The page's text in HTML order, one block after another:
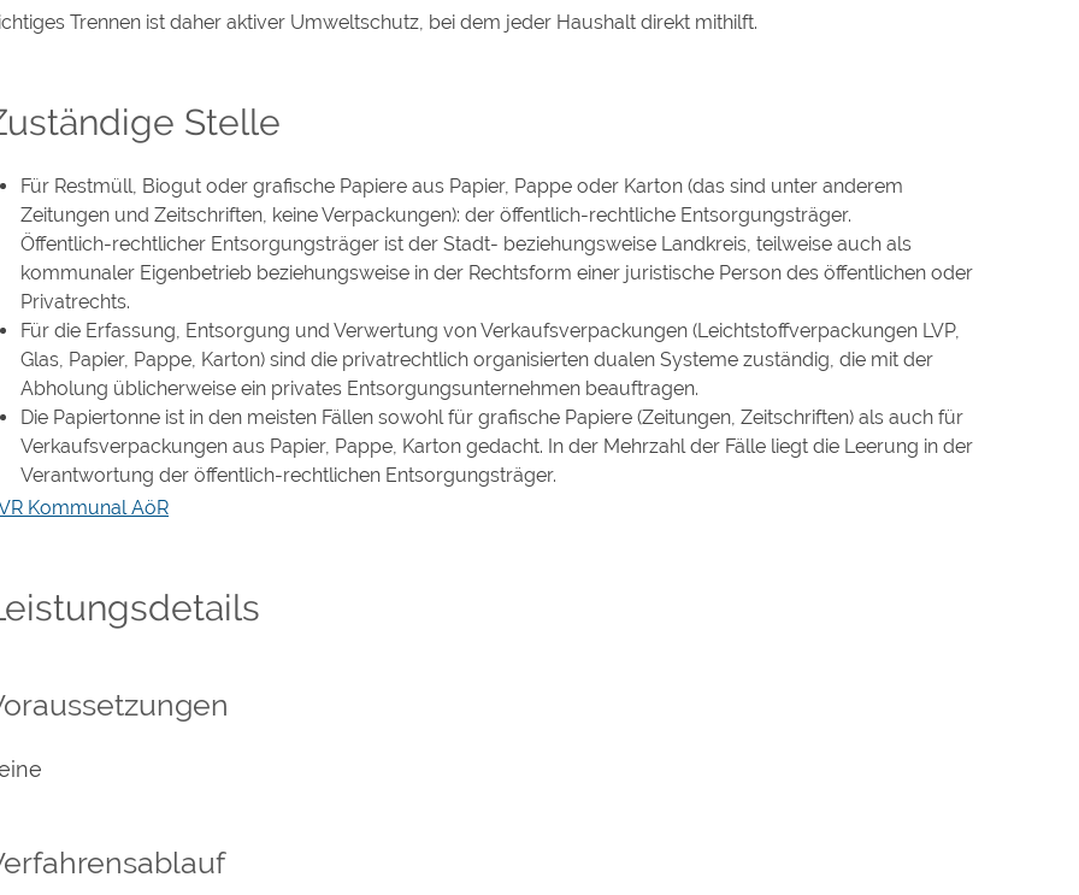
Trennen ist daher aktiver Umweltschutz, bei dem jeder Haushalt direkt mithilft.
Stelle
Für Restmüll, Biogut oder grafische Papiere aus Papier, Pappe oder Karton (das sind unter anderem
Zeitungen und Zeitschriften, keine Verpackungen): der öffentlich-rechtliche Entsorgungsträger.
Öffentlich-rechtlicher Entsorgungsträger ist der Stadt- beziehungsweise Landkreis, teilweise auch als
kommunaler Eigenbetrieb beziehungsweise in der Rechtsform einer juristische Person des öffentlichen oder
Privatrechts.
Für die Erfassung, Entsorgung und Verwertung von Verkaufsverpackungen (Leichtstoffverpackungen LVP,
Glas, Papier, Pappe, Karton) sind die privatrechtlich organisierten dualen Systeme zuständig, die mit der
Abholung üblicherweise ein privates Entsorgungsunternehmen beauftragen.
Die Papiertonne ist in den meisten Fällen sowohl für grafische Papiere (Zeitungen, Zeitschriften) als auch für
Verkaufsverpackungen aus Papier, Pappe, Karton gedacht. In der Mehrzahl der Fälle liegt die Leerung in der
Verantwortung der öffentlich-rechtlichen Entsorgungsträger.
Kommunal AöR